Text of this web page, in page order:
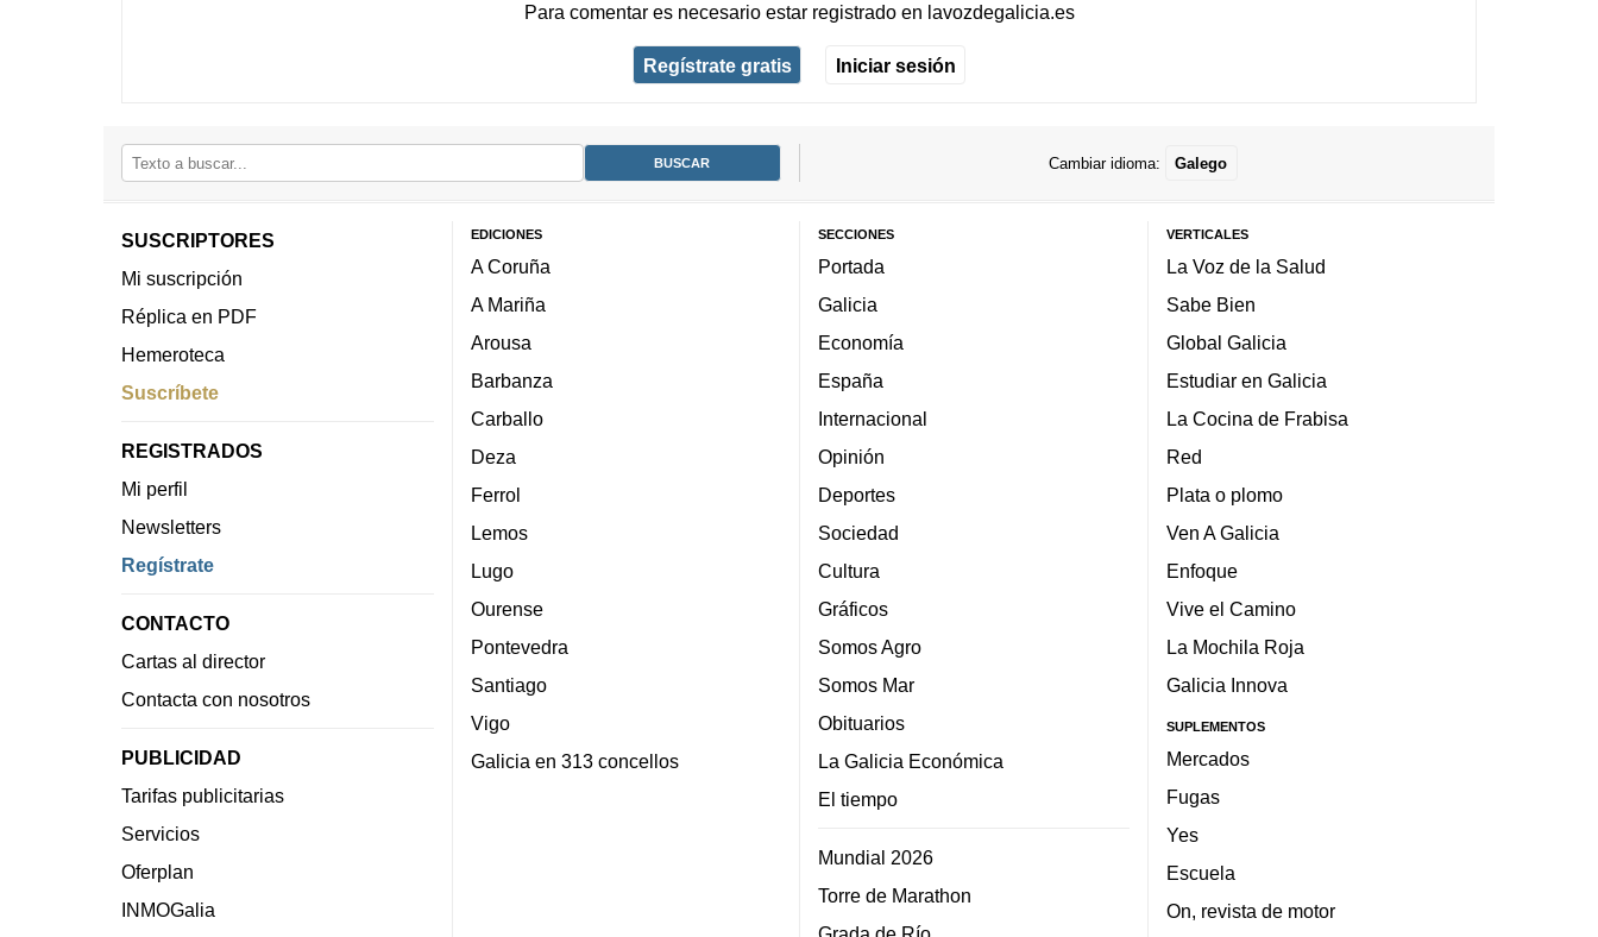
Para comentar es necesario estar registradoen lavozdegalicia.es
Regístrate gratis Iniciar sesión
Cambiar idioma: Galego
SUSCRIPTORES
Mi suscripción
Réplica en PDF
Hemeroteca
Suscríbete
REGISTRADOS
Mi perfil
Newsletters
Regístrate
CONTACTO
Cartas al director
Contacta con nosotros
PUBLICIDAD
Tarifas publicitarias
Servicios
Oferplan
INMOGalia
EDICIONES
A Coruña
A Mariña
Arousa
Barbanza
Carballo
Deza
Ferrol
Lemos
Lugo
Ourense
Pontevedra
Santiago
Vigo
Galicia en 313 concellos
SECCIONES
Portada
Galicia
Economía
España
Internacional
Opinión
Deportes
Sociedad
Cultura
Gráficos
Somos Agro
Somos Mar
Obituarios
La Galicia Económica
El tiempo
Mundial 2026
Torre de Marathon
VERTICALES
La Voz de la Salud
Sabe Bien
Global Galicia
Estudiar en Galicia
La Cocina de Frabisa
Red
Plata o plomo
Ven A Galicia
Enfoque
Vive el Camino
La Mochila Roja
Galicia Innova
SUPLEMENTOS
Mercados
Fugas
Yes
Escuela
On, revista de motor